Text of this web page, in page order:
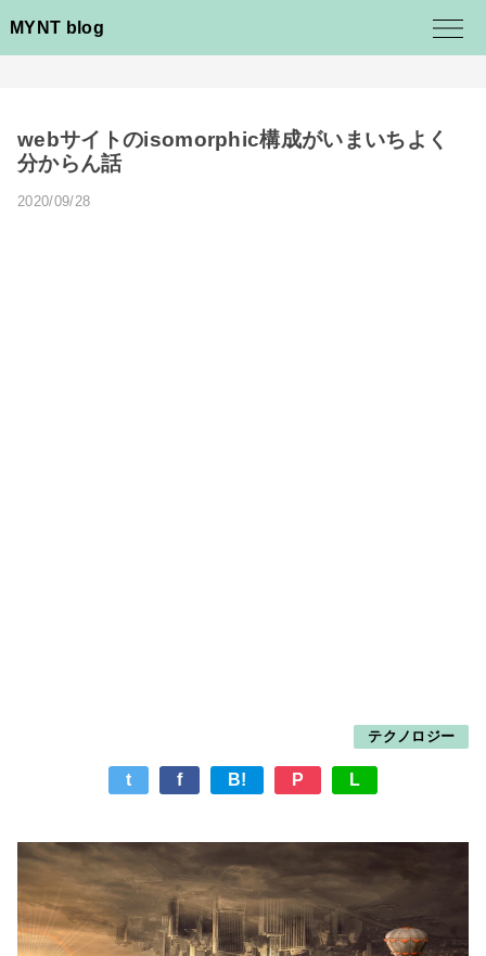
MYNT blog
webサイトのisomorphic構成がいまいちよく
分からん話
2020/09/28
テクノロジー
t f B! P L